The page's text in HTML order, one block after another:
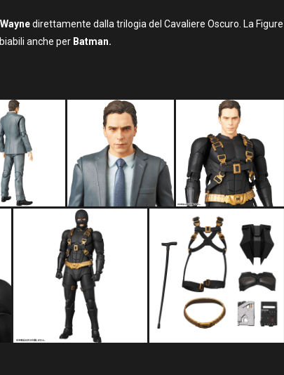
direttamente dalla trilogia del Cavaliere Oscuro. La Figure
anche per Batman.